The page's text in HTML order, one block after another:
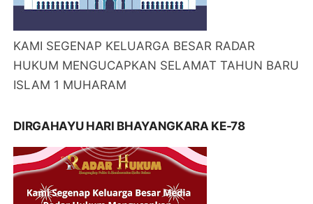
KAMI SEGENAP KELUARGA BESAR RADAR
HUKUM MENGUCAPKAN SELAMAT TAHUN BARU
ISLAM 1 MUHARAM
DIRGAHAYU HARI BHAYANGKARA KE-78